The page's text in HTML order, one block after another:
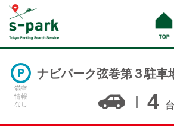
満空
情報
なし
ナビパーク弦巻第３駐車
4 台